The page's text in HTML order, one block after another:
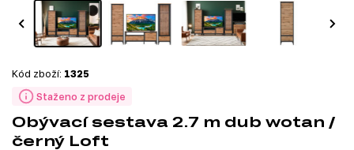
Staženo z prodeje
Kód zboží: 1325
Obývací sestava 2.7 m dub wotan /
černý Loft